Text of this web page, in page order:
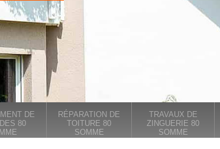
DE
80
RÉPARATION DE
TOITURE 80
SOMME
TRAVAUX DE
ZINGUERIE 80
SOMME